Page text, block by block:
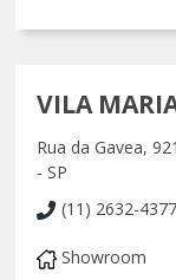
VILA
Rua da Gavea,
- SP
(11) 2632-4377
Showroom